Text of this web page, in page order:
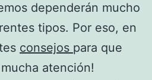
dependerán mucho
tipos. Por eso, en
consejos para que
atención!